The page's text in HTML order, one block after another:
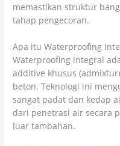
memastikan struktur
tahap pengecoran.
Apa itu Waterproofing
Waterproofing integral
additive khusus
beton. Teknologi ini
sangat padat dan kedap
dari penetrasi air secara
luar tambahan.